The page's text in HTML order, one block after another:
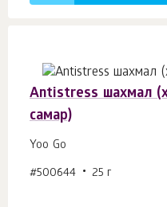
Antistress шахмал
самар)
Yoo Gо
#500644 25 г